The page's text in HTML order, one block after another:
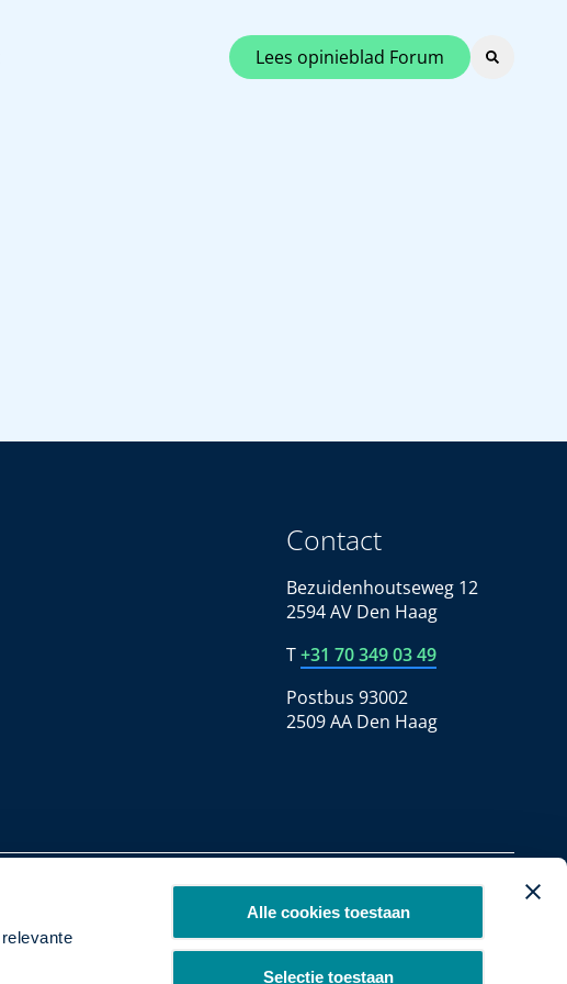
Alle cookies toestaan
Selectie toestaan
Lees opinieblad Forum
Contact
Bezuidenhoutseweg 12
2594 AV Den Haag
T+31 70 349 03 49
Postbus 93002
2509 AA Den Haag
Copyright 2026